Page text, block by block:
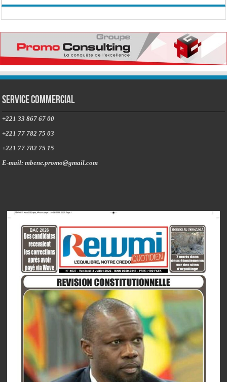
Service commercial
+221 33 867 67 00
+221 77 782 75 03
+221 77 782 75 15
E-mail: mbene.promo@gmail.com